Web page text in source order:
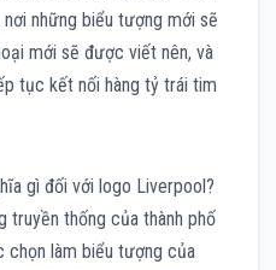
những biểu tượng mới sẽ
mới sẽ được viết nên, và
tục kết nối hàng tỷ trái tim
gì đối với logo Liverpool?
truyền thống của thành phố
làm biểu tượng của